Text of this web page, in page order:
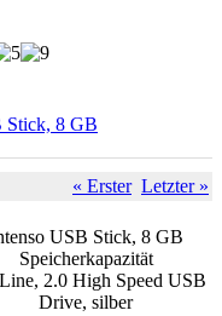
Stick, 8 GB
« Erster Letzter »
USB Stick, 8 GB
Speicherkapazität
2.0 High Speed USB
Drive, silber